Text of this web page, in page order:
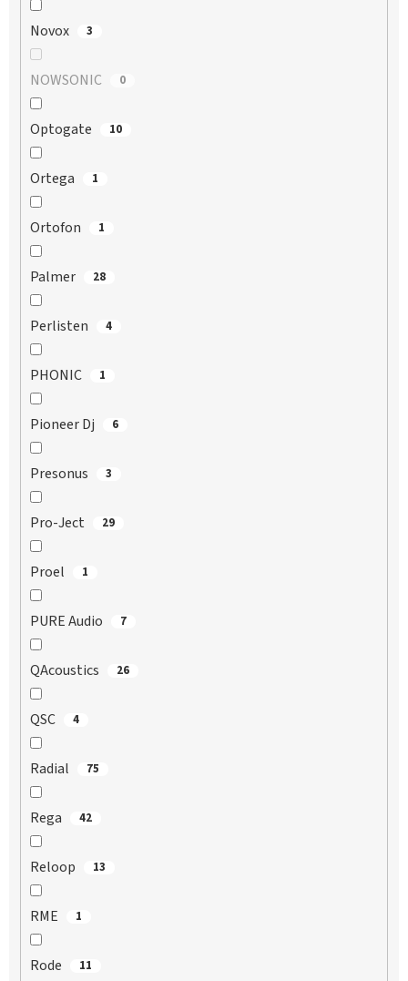
Novox 3
NOWSONIC 0
Optogate 10
Ortega 1
Ortofon 1
Palmer 28
Perlisten 4
PHONIC 1
Pioneer Dj 6
Presonus 3
Pro-Ject 29
Proel 1
PURE Audio 7
QAcoustics 26
QSC 4
Radial 75
Rega 42
Reloop 13
RME 1
Rode 11